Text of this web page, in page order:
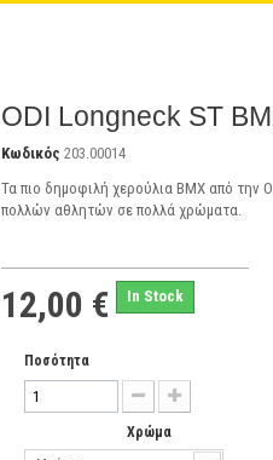
ODI Longneck ST
Κωδικός 203.00014
Τα πιο δημοφιλή χερούλια BMX από την
πολλών αθλητών σε πολλά χρώματα.
12,00 € In Stock
Ποσότητα
Χρώμα